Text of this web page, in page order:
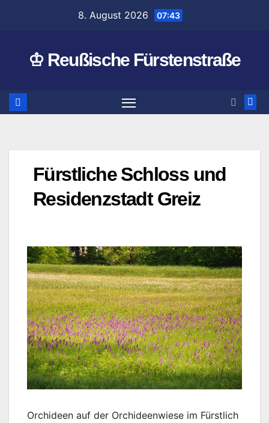
8. August 2026 07:43
♔ Reußische Fürstenstraße
Fürstliche Schloss und
Residenzstadt Greiz
Orchideen auf der Orchideenwiese im Fürstlich